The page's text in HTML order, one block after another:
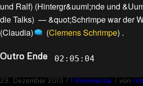
und Ralf) (Hintergr&uuml;nde und
die Talks) —&quot;Schrimpe war der
(Claudia)
(Clemens Schrimpe) .
Outro Ende 02:05:04
29. Dezember 2013 / 1 Kommentar / von